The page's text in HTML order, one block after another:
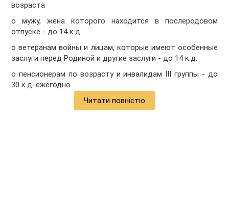
возраста
o мужу, жена которого находится в послеродовом
отпуске - до 14 к.д.
o ветеранам войны и лицам, которые имеют особенные
заслуги перед Родиной и другие заслуги - до 14 к.д.
o пенсионерам по возрасту и инвалидам III группы - до
30 к.д. ежегодно
Читати повністю